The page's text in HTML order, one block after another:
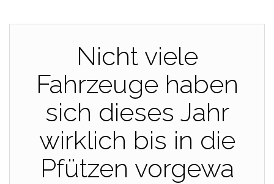
Nicht viele
Fahrzeuge haben
sich dieses Jahr
wirklich bis in die
Pfützen vorgewa